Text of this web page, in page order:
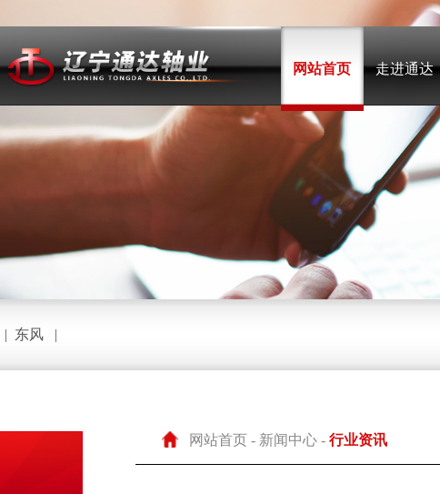
网站首页 走进通达
| 东风 |
网站首页 - 新闻中心- 行业资讯